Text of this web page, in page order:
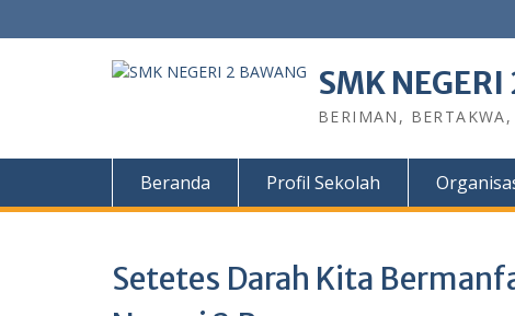
SMK
BERIMAN,
Beranda Profil Sekolah
Setetes Darah Kita